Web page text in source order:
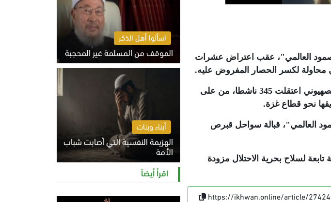
العالمي"، عقب اعتراض عشرات
محاولة لكسر الحصار المفروض عليه.
وقال عضو فريق أسطول الصمود عبد الرحمن الكحلوت إن قوات الاحتلال الصهيوني اعتقلت 345 ناشطا، من على
.
العالمي"، قبالة سواحل قبرص
لسلاح بحرية الاحتلال مزودة
https://ikhwan.online/article/
اسألوا أهل الذكر
الموقف من المسلمة غير المحجبة
الخميس 6 أغسطس 2026 10:45 ص
أبناء وبنات
الهزيمة النفسية التي أصابت شباب
الأمة
الخميس 6 أغسطس 2026 11:12 ص
اقرأ أيضاً